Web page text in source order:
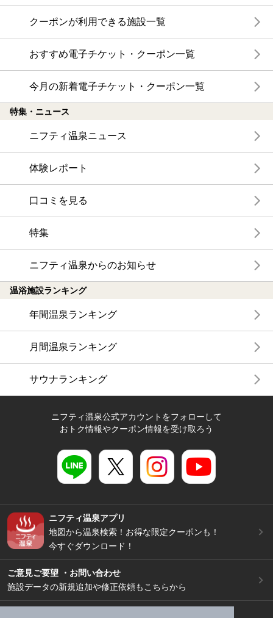
クーポンが利用できる施設一覧
おすすめ電子チケット・クーポン一覧
今月の新着電子チケット・クーポン一覧
特集・ニュース
ニフティ温泉ニュース
体験レポート
口コミを見る
特集
ニフティ温泉からのお知らせ
温浴施設ランキング
年間温泉ランキング
月間温泉ランキング
サウナランキング
ニフティ温泉公式アカウントをフォローして
おトク情報やクーポン情報を受け取ろう
ニフティ温泉アプリ
地図から温泉検索！お得な限定クーポンも！
今すぐダウンロード！
ご意見ご要望 ・お問い合わせ
施設データの新規追加や修正依頼もこちらから